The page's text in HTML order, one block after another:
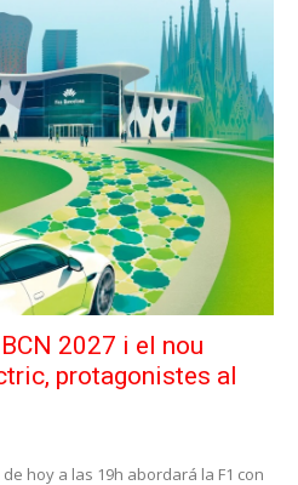
2027 i el nou
protagonistes al
hoy a las 19h abordará la F1 con